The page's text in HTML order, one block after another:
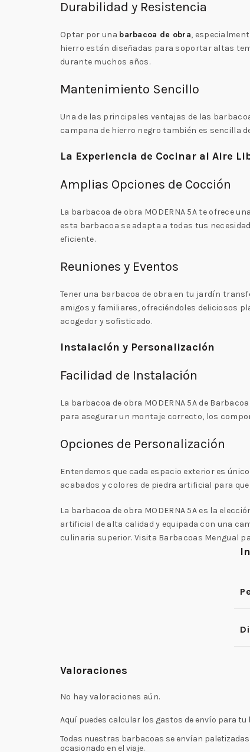
Durabilidad y Resistencia
Optar por una barbacoa de obra,
hierro están diseñadas para soportar altas
durante muchos años.
Mantenimiento Sencillo
Una de las principales ventajas de las
campana de hierro negro también es sencilla
La Experiencia de Cocinar al Aire
Amplias Opciones de Cocción
La barbacoa de obra MODERNA 5A te ofrece
esta barbacoa se adapta a todas tus
eficiente.
Reuniones y Eventos
Tener una barbacoa de obra en tu jardín
amigos y familiares, ofreciéndoles deliciosos
acogedor y sofisticado.
Instalación y Personalización
Facilidad de Instalación
La barbacoa de obra MODERNA 5A de
para asegurar un montaje correcto, los
Opciones de Personalización
Entendemos que cada espacio exterior es
acabados y colores de piedra artificial para
La barbacoa de obra MODERNA 5A es la
artificial de alta calidad y equipada con una
culinaria superior. Visita Barbacoas Mengual
Valoraciones
No hay valoraciones aún.
Aquí puedes calcular los gastos de envío para
Todas nuestras barbacoas se envían
ocasionado en el viaje.